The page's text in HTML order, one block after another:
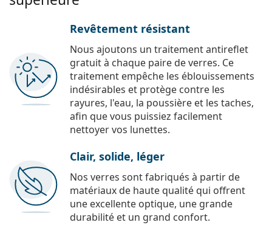
Revêtement résistant
Nous ajoutons un traitement antireflet
gratuit à chaque paire de verres. Ce
traitement empêche les éblouissements
indésirables et protège contre les
rayures, l'eau, la poussière et les taches,
afin que vous puissiez facilement
nettoyer vos lunettes.
Clair, solide, léger
Nos verres sont fabriqués à partir de
matériaux de haute qualité qui offrent
une excellente optique, une grande
durabilité et un grand confort.